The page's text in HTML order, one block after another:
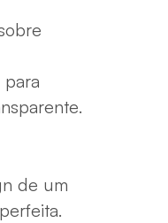
de um